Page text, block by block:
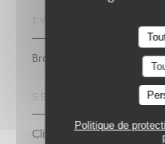
Politique de
TYPE DE
Brasserie
SERVICES
Climatisation,